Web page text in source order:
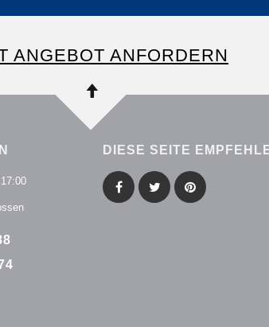
ANGEBOT ANFORDERN
DIESE SEITE